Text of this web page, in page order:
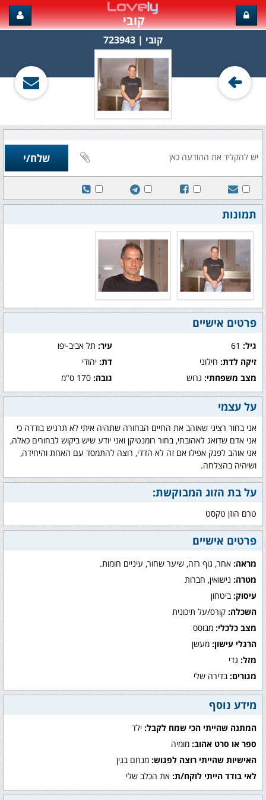
קובי
קובי‏ | 723943
תמונות
פרטים אישיים
גיל: עיר:תל אביב-יפו
זיקה לדת: חילוני דת:יהודי
מצב משפחתי: גרוש גובה:170 ס"מ
על עצמי
אני בחור רציני שאוהב את החיים הבחורה שתהיה איתי לא תרגיש בודדה כי
אני אדם שדואג לאהובתי, בחור רומנטיקן ואני יודע שיש ביקוש לבחורים כאלה,
אני אוהב לפנק אפילו אם זה לא הדדי, רוצה להתמסד עם האחת והיחידה,
ושיהיה בהצלחה.
על בת הזוג המבוקשת:
טרם הוזן טקסט
פרטים אישיים
מראה: אחר, גוף רזה, שיער שחור, עיניים חומות.
מטרה: נישואין, חברות
עיסוק: ביטחון
השכלה: קורס/על תיכונית
מצב כלכלי: מבוסס
הרגלי עישון: מעשן
מזל: גדי
מגורים: בדירה שלי
מידע נוסף
המתנה שהייתי הכי שמח לקבל: ילד
ספר או סרט אהוב: מומיה
האישיות שהייתי רוצה לפגוש: מנחם בגין
לאי בודד הייתי לוקח/ת: את הכלב שלי